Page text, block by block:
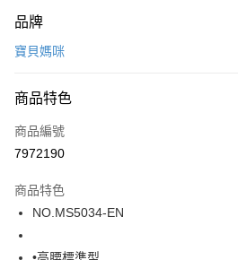
信用卡一次付款
LINE Pay
街口支付
運送方式
全家取貨付款
品牌
寶貝媽咪
商品特色
商品編號
7972190
商品特色
NO.MS5034-EN